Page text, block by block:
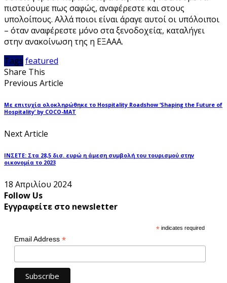
πιστεύουμε πως σαφώς, αναφέρεστε και στους
υπολοίπους. Αλλά ποιοι είναι άραγε αυτοί οι υπόλοιποι
– όταν αναφέρεστε μόνο στα ξενοδοχεία;, καταλήγει
στην ανακοίνωση της η ΕΞΑΑΑ.
Tags featured
Share This
Previous Article
Με επιτυχία ολοκληρώθηκε το Hospitality Roadshow ‘Shaping the Future of
Hospitality’ by COCO-MAT
Next Article
ΙΝΣΕΤΕ: Στα 28,5 δισ. ευρώ η άμεση συμβολή του τουρισμού στην
οικονομία το 2023
18 Απριλίου 2024
Follow Us
Εγγραφείτε στο newsletter
* indicates required
Email Address *